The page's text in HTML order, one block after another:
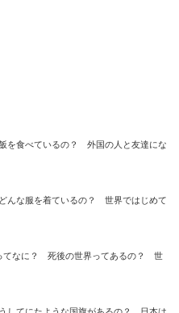
食べているの？ 外国の人と友達にな
な服を着ているの？ 世界ではじめて
なに？ 死後の世界ってあるの？ 世